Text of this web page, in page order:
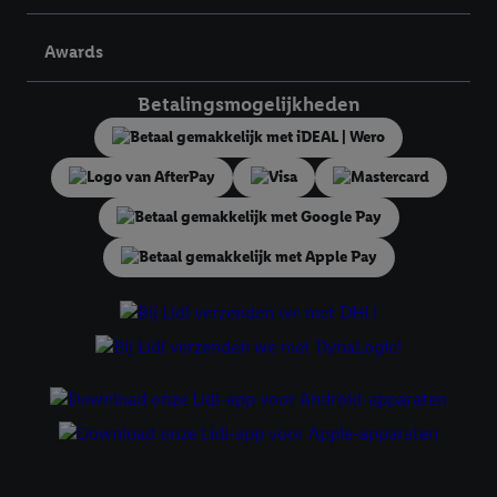
Awards
Betalingsmogelijkheden
Lidl Plus, die gebruikt wordt om je te herkennen in diensten van
derden en om je in die diensten gepersonaliseerde reclame te
samengevoegd met andere identifiers of met identifiers die
door Criteo S.A. aan jou zijn toegewezen.
Als je hiervoor toestemming geeft, dan kunnen retargeting
advertenties worden weergegeven voor producten waarin je
eerder interesse hebt getoond (bijvoorbeeld door het product
in een winkelmandje van een online winkel te plaatsen maar het
niet te kopen). De retargeting advertenties kunnen op
verschillende eindapparaten en binnen verschillende Lidl-
diensten worden weergegeven, als verschillende eindapparaten
en Lidl-diensten, met behulp van jouw gehashte e-mailadres en
met eventuele andere identifiers of met identifiers waarover
Criteo S.A. beschikt, aan jou kunnen worden toegewezen.
Onder "Aanpassen" kun je aangeven met welke cookies en
vergelijkbare technieken en met welke verwerkingsdoeleinden